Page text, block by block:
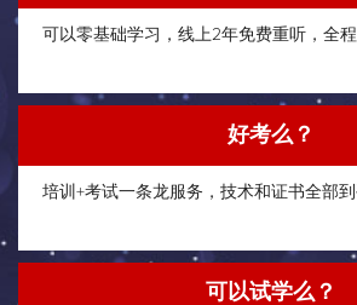
可以零基础学习，线上2年免费重听，全程
好考么？
培训+考试一条龙服务，技术和证书全部到
可以试学么？